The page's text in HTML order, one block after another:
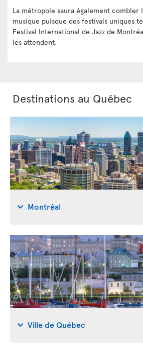
La métropole saura également combler
musique puisque des festivals uniques
Festival International de Jazz de
les attendent.
Destinations au Québec
Montréal
Ville de Québec